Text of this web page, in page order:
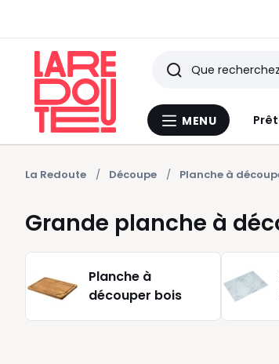
Menu
MENU
Rechercher
Derniers
articles
vus
La Redoute Découpe Planche à
Grande planche à
Planche à
découper bois